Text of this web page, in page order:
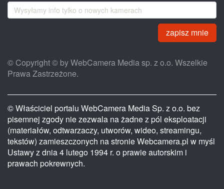
zapisz mnie
© Copyright © by WebCamera Media sp. z o.o. Wszelkie
Prawa Zastrzeżone.
© Właściciel portalu WebCamera Media Sp. z o.o. bez
pisemnej zgody nie zezwala na żadne z pól eksploatacji
(materiałów, odtwarzaczy, utworów, wideo, streamingu,
tekstów) zamieszczonych na stronie Webcamera.pl w myśl
Ustawy z dnia 4 lutego 1994 r. o prawie autorskim i
prawach pokrewnych.